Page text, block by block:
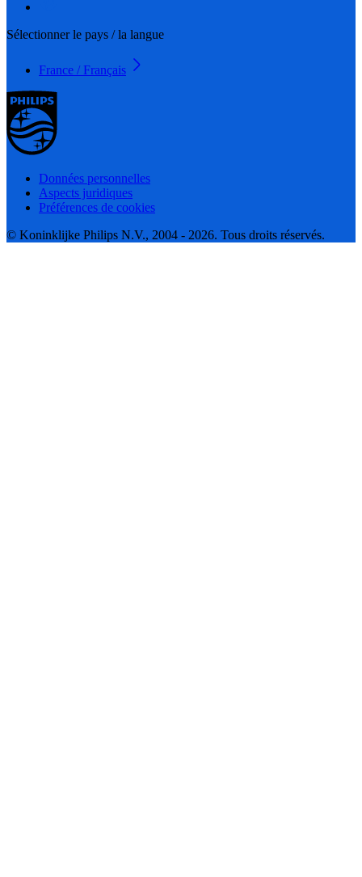
Sélectionner le pays / la langue
France / Français
Données personnelles
Aspects juridiques
Préférences de cookies
© Koninklijke Philips N.V., 2004 - 2026. Tous droits réservés.